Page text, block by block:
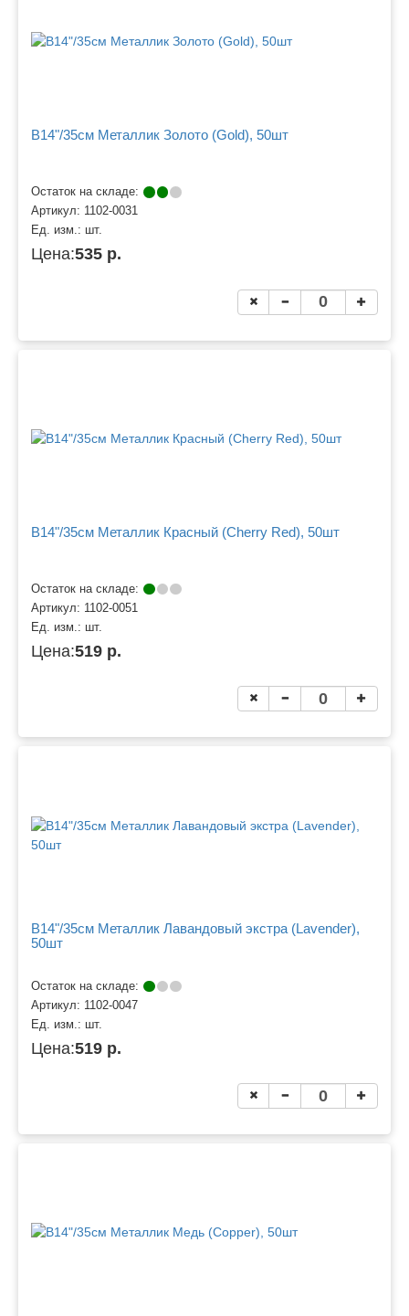
B14"/35см Металлик Золото (Gold), 50шт
Остаток на складе:
Артикул: 1102-0031
Ед. изм.: шт.
Цена:535 р.
B14"/35см Металлик Красный (Cherry Red), 50шт
Остаток на складе:
Артикул: 1102-0051
Ед. изм.: шт.
Цена:519 р.
B14"/35см Металлик Лавандовый экстра (Lavender),
50шт
Остаток на складе:
Артикул: 1102-0047
Ед. изм.: шт.
Цена:519 р.